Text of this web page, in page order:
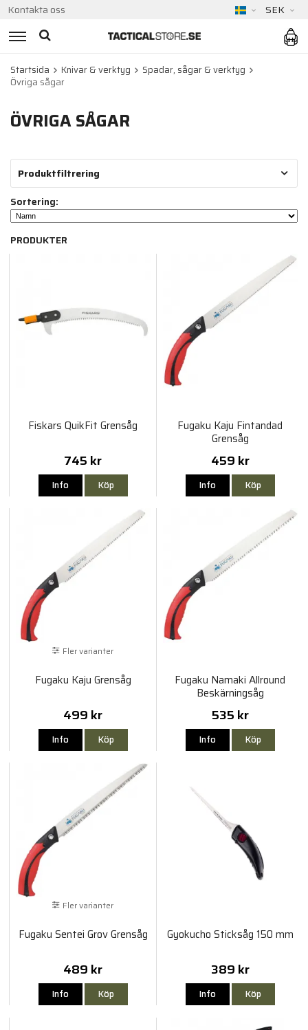
Kontakta oss SEK
Startsida Knivar & verktyg
Spadar, sågar & verktyg
Övriga sågar
ÖVRIGA SÅGAR
Produktfiltrering
Sortering:
PRODUKTER
Fiskars QuikFit Grensåg
745 kr
Info Köp
Fugaku Kaju Fintandad
Grensåg
459 kr
Info Köp
Fler varianter
Fugaku Kaju Grensåg
499 kr
Info Köp
Fugaku Namaki Allround
Beskärningsåg
535 kr
Info Köp
Fler varianter
Fugaku Sentei Grov Grensåg
489 kr
Info Köp
Gyokucho Sticksåg 150 mm
389 kr
Info Köp